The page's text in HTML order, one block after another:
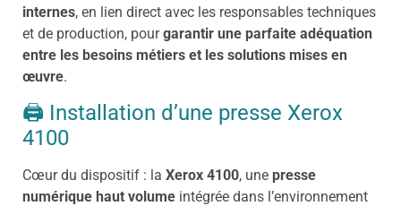
internes, en lien direct avec les responsables techniques
et de production, pourgarantir une parfaite adéquation
entre les besoins métiers et les solutions mises en
œuvre.
🖨️ Installation d’une presse Xerox
4100
Cœur du dispositif : la Xerox 4100, une presse
numérique haut volume intégrée dans l’environnement